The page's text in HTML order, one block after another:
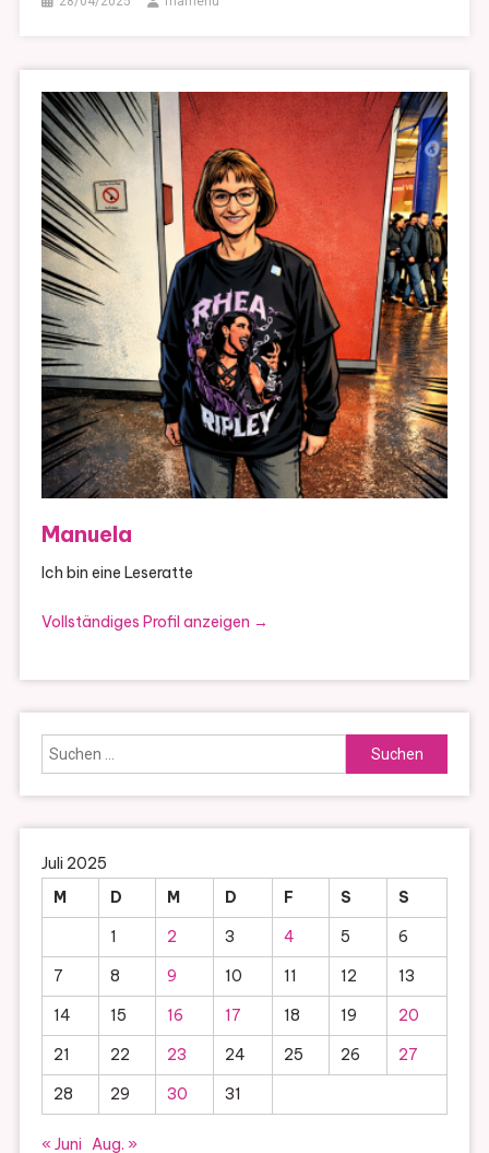
Manuela
Ich bin eine Leseratte
Vollständiges Profil anzeigen →
Suchen
nach:
Juli 2025
M
D M D F S
S
1
2 3 4 5
6
7
8 9 10 11 12
13
14
15 16 17 18 19
20
21
22 23 24 25 26
27
28
29 30 31
« Juni Aug. »